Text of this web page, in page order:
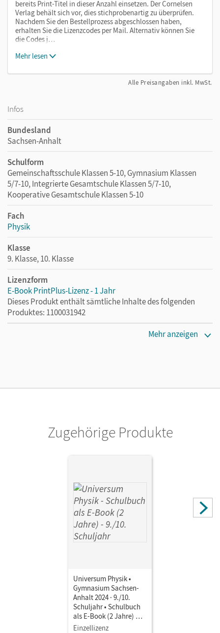
bereits Print-Titel in dieser Anzahl einsetzen. Der Cornelsen
Verlag behält sich vor, dies stichprobenartig zu überprüfen.
Nachdem Sie den Bestellprozess abgeschlossen haben,
erhalten Sie die Lizenzcodes per Mail. Alternativ können Sie
die Codes j…
Mehr lesen
Alle Preisangaben inkl. MwSt.
Infos
Bundesland
Sachsen-Anhalt
Schulform
Gemeinschaftsschule Klassen 5-10, Gymnasium Klassen
5/7-10, Integrierte Gesamtschule Klassen 5/7-10,
Kooperative Gesamtschule Klassen 5-10
Fach
Physik
Klasse
9. Klasse, 10. Klasse
Lizenzform
E-Book PrintPlus-Lizenz - 1 Jahr
Dieses Produkt enthält sämtliche Inhalte des folgenden
Produktes: 1100031942
ein Jahr lang ergänzend zum Print-Titel nutzen möchten.
Cornelsen Verlag
Mehr anzeigen
Zugehörige Produkte
Universum Physik •
Gymnasium Sachsen-
Anhalt 2024 · 9./10.
Schuljahr • Schulbuch
als E-Book (2 Jahre) Mit
Medien
Einzellizenz